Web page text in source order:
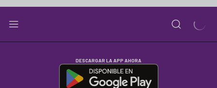
DESCARGAR LA APP AHORA